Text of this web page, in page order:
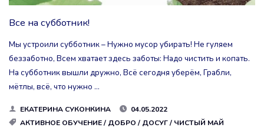
Все на субботник!
Мы устроили субботник – Нужно мусор убирать! Не гуляем
беззаботно, Всем хватает здесь заботы: Надо чистить и копать.
На субботник вышли дружно, Всё сегодня уберём, Грабли,
мётлы, всё, что нужно …
ЕКАТЕРИНА СУКОНКИНА
04.05.2022
АКТИВНОЕ ОБУЧЕНИЕ/ ДОБРО / ДОСУГ/ ЧИСТЫЙ МАЙ